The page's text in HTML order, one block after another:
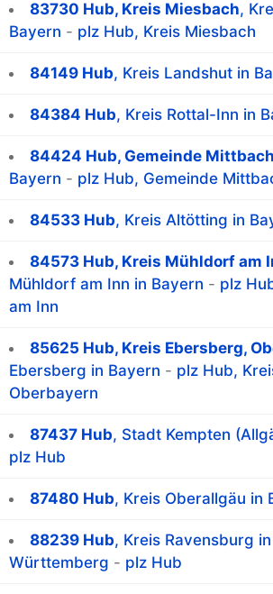
83730 Hub, Kreis Miesbach,
Bayern - plz Hub, Kreis Miesbach
84149 Hub, Kreis Landshut in
84384 Hub, Kreis Rottal-Inn in
84424 Hub, Gemeinde Mittbach
Bayern - plz Hub, Gemeinde
84533 Hub, Kreis Altötting in
84573 Hub, Kreis Mühldorf am
Mühldorf am Inn in Bayern - plz
am Inn
85625 Hub, Kreis Ebersberg,
Ebersberg in Bayern - plz Hub,
Oberbayern
87437 Hub, Stadt Kempten
plz Hub
87480 Hub, Kreis Oberallgäu in
88239 Hub, Kreis Ravensburg
Württemberg - plz Hub